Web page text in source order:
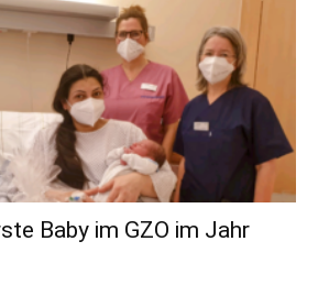
Baby im GZO im Jahr